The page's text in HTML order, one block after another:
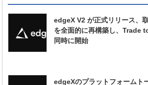
edgeX V2 が正式リリース、
を全面的に再構築し、Trade
同時に開始
edgeXのプラットフォームト